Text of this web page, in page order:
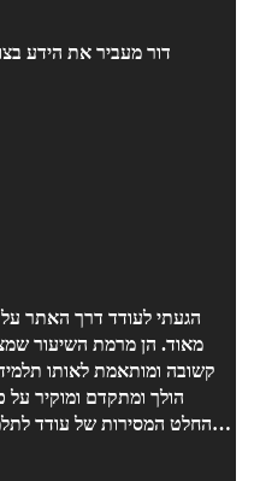
דור מעביר את הידע
הגעתי לעודד דרך האתר על
מאוד. הן מרמת השיעור
קשובה ומותאמת לאותו
הולך ומתקדם ומוקיר על
בהחלט המסירות של עודד